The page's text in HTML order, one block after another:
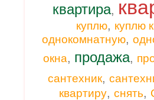
квартира,
куплю, куплю
однокомнатную,
окна, продажа,
сантехник,
квартиру, снять,